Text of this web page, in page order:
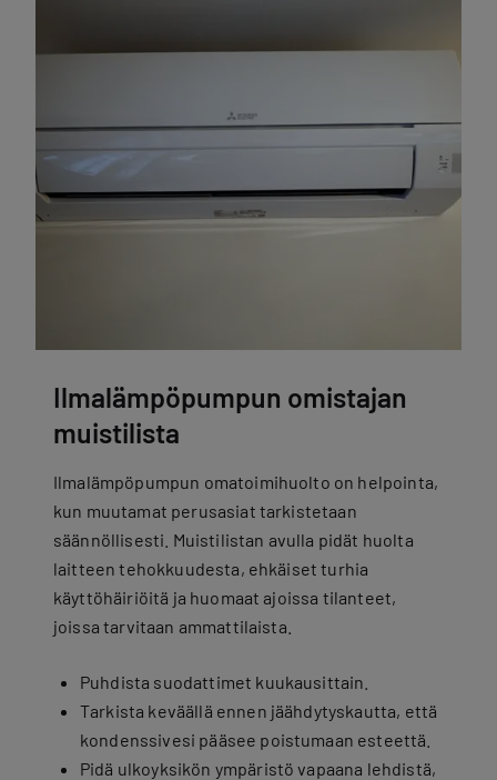
Ilmalämpöpumpun omistajan
muistilista
Ilmalämpöpumpun omatoimihuolto on helpointa,
kun muutamat perusasiat tarkistetaan
säännöllisesti. Muistilistan avulla pidät huolta
laitteen tehokkuudesta, ehkäiset turhia
käyttöhäiriöitä ja huomaat ajoissa tilanteet,
joissa tarvitaan ammattilaista.
Puhdista suodattimet kuukausittain.
Tarkista keväällä ennen jäähdytyskautta, että
kondenssivesi pääsee poistumaan esteettä.
Pidä ulkoyksikön ympäristö vapaana lehdistä,